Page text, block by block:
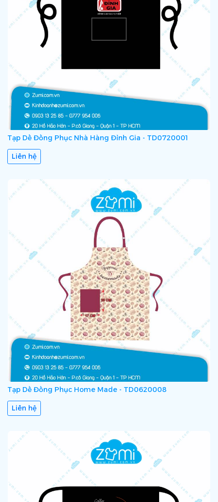
Tạp Dề Đồng Phục Nhà Hàng Đỉnh Gia - TD0720001
Liên hệ
Tạp Dề Đồng Phục Home Made - TD0620008
Liên hệ